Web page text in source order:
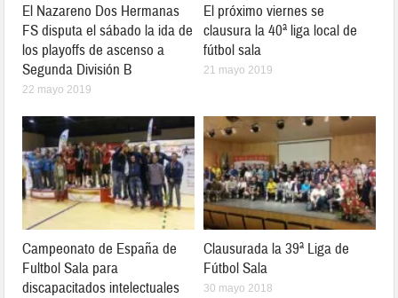
El Nazareno Dos Hermanas
FS disputa el sábado la ida de
los playoffs de ascenso a
Segunda División B
22 mayo 2019
El próximo viernes se
clausura la 40ª liga local de
fútbol sala
21 mayo 2019
Campeonato de España de
Fultbol Sala para
discapacitados intelectuales
Clausurada la 39ª Liga de
Fútbol Sala
30 mayo 2018